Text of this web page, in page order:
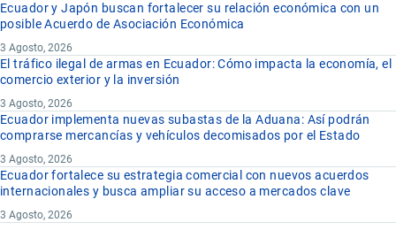
Ecuador y Japón buscan fortalecer su relación económica con un
posible Acuerdo de Asociación Económica
3 Agosto, 2026
El tráfico ilegal de armas en Ecuador: Cómo impacta la economía, el
comercio exterior y la inversión
3 Agosto, 2026
Ecuador implementa nuevas subastas de la Aduana: Así podrán
comprarse mercancías y vehículos decomisados por el Estado
3 Agosto, 2026
Ecuador fortalece su estrategia comercial con nuevos acuerdos
internacionales y busca ampliar su acceso a mercados clave
3 Agosto, 2026